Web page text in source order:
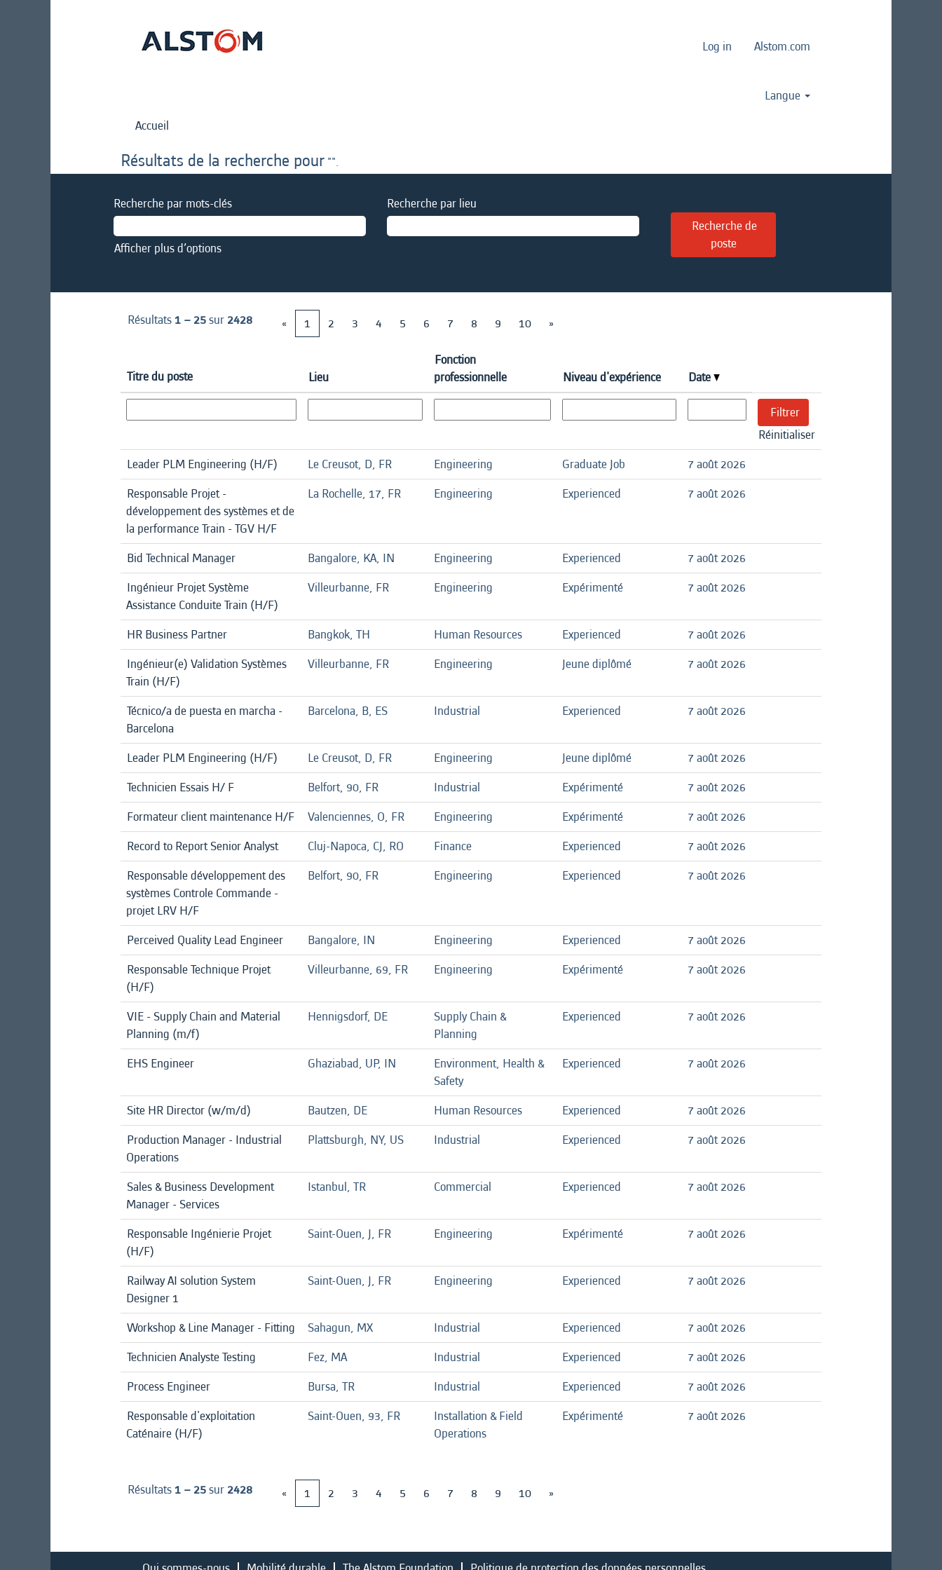
Log in Alstom.com
Langue
Accueil
Résultats de la recherche pour "".
Recherche par mots-clés Recherche par lieu
Afficher plus d’options
Résultats1 – 25sur 2428 « 1 2 3 4 5 6 7 8 9 10 »
Titre du poste Lieu
Fonction
professionnelle
Niveau d'expérience Date
Réinitialiser
Leader PLM Engineering (H/F)
Le Creusot, D, FR Engineering Graduate Job
7 août 2026
Responsable Projet -
développement des systèmes et de
la performance Train - TGV H/F
La Rochelle, 17, FR Engineering Experienced 7 août 2026
Bid Technical Manager Bangalore, KA, IN Engineering Experienced
7 août 2026
Ingénieur Projet Système
Assistance Conduite Train (H/F)
Villeurbanne, FR Engineering Expérimenté 7 août 2026
HR Business Partner Bangkok, TH Human Resources Experienced
7 août 2026
Ingénieur(e) Validation Systèmes
Train (H/F)
Villeurbanne, FR Engineering Jeune diplômé 7 août 2026
Técnico/a de puesta en marcha -
Barcelona
Barcelona, B, ES Industrial Experienced 7 août 2026
Leader PLM Engineering (H/F) Le Creusot, D, FR Engineering Jeune diplômé
7 août 2026
Technicien Essais H/ F
Belfort, 90, FR Industrial Expérimenté
7 août 2026
Formateur client maintenance H/F
Valenciennes, O, FR Engineering Expérimenté
7 août 2026
Record to Report Senior Analyst
Cluj-Napoca, CJ, RO Finance Experienced
7 août 2026
Responsable développement des
systèmes Controle Commande -
projet LRV H/F
Belfort, 90, FR Engineering Experienced 7 août 2026
Perceived Quality Lead Engineer Bangalore, IN Engineering Experienced
7 août 2026
Responsable Technique Projet
(H/F)
Villeurbanne, 69, FR Engineering Expérimenté 7 août 2026
VIE - Supply Chain and Material
Planning (m/f)
Hennigsdorf, DE
Supply Chain &
Planning
Experienced 7 août 2026
EHS Engineer Ghaziabad, UP, IN
Environment, Health &
Safety
Experienced 7 août 2026
Site HR Director (w/m/d) Bautzen, DE Human Resources Experienced
7 août 2026
Production Manager - Industrial
Operations
Plattsburgh, NY, US Industrial Experienced 7 août 2026
Sales & Business Development
Manager - Services
Istanbul, TR Commercial Experienced 7 août 2026
Responsable Ingénierie Projet
(H/F)
Saint-Ouen, J, FR Engineering Expérimenté 7 août 2026
Railway AI solution System
Designer 1
Saint-Ouen, J, FR Engineering Experienced 7 août 2026
Workshop & Line Manager - Fitting Sahagun, MX Industrial Experienced
7 août 2026
Technicien Analyste Testing
Fez, MA Industrial Experienced
7 août 2026
Process Engineer
Bursa, TR Industrial Experienced
7 août 2026
Responsable d'exploitation
Caténaire (H/F)
Saint-Ouen, 93, FR
Installation & Field
Operations
Expérimenté 7 août 2026
Résultats1 – 25sur 2428 « 1 2 3 4 5 6 7 8 9 10 »